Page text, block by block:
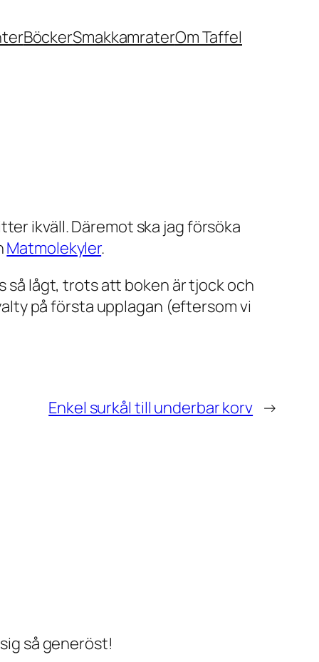
BöckerSmakkamraterOm Taffel
ikväll. Däremot ska jag försöka
Matmolekyler.
så lågt, trots att boken är tjock och
på första upplagan (eftersom vi
Enkel surkål till underbar korv →
så generöst!